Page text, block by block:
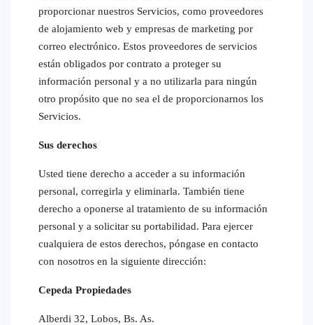
proporcionar nuestros Servicios, como proveedores
de alojamiento web y empresas de marketing por
correo electrónico. Estos proveedores de servicios
están obligados por contrato a proteger su
información personal y a no utilizarla para ningún
otro propósito que no sea el de proporcionarnos los
Servicios.
Sus derechos
Usted tiene derecho a acceder a su información
personal, corregirla y eliminarla. También tiene
derecho a oponerse al tratamiento de su información
personal y a solicitar su portabilidad. Para ejercer
cualquiera de estos derechos, póngase en contacto
con nosotros en la siguiente dirección:
Cepeda Propiedades
Alberdi 32, Lobos, Bs. As.